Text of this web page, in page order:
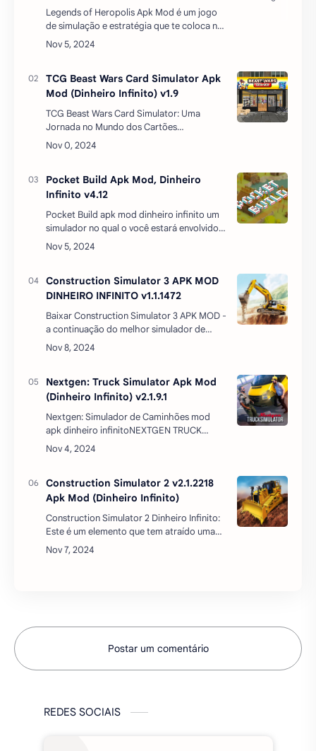
Legends of Heropolis Apk Mod é um jogo
de simulação e estratégia que te coloca no
papel de um herói que precisa salvar a sua
cidade de um vilão maligno. Você pode
TCG Beast Wars Card Simulator Apk
Mod (Dinheiro Infinito) v1.9
TCG Beast Wars Card Simulator: Uma
Jornada no Mundo dos Cartões
ColecionáveisSe você é um entusiasta de
jogos de cartas colecionáveis (TCG), o TCG
Pocket Build Apk Mod, Dinheiro
Infinito v4.12
Pocket Build apk mod dinheiro infinito um
simulador no qual o você estará envolvido
na construção da cidade dos sonhos. A sua
disposição, haverá muitos itens que
Construction Simulator 3 APK MOD
DINHEIRO INFINITO v1.1.1472
Baixar Construction Simulator 3 APK MOD -
a continuação do melhor simulador de
construção para dispositivos Android. Na
nova versão deste incrível simulador estará
Nextgen: Truck Simulator Apk Mod
(Dinheiro Infinito) v2.1.9.1
Nextgen: Simulador de Caminhões mod
apk dinheiro infinitoNEXTGEN TRUCK
SIMULATOR MOD APK, é um jogo mobile
para pilotos experientes que não estão
Construction Simulator 2 v2.1.2218
Apk Mod (Dinheiro Infinito)
Construction Simulator 2 Dinheiro Infinito:
Este é um elemento que tem atraído uma
legião de fãs para o jogo. Lançado
inicialmente em 2017, o jogo passou por
Postar um comentário
REDES SOCIAIS